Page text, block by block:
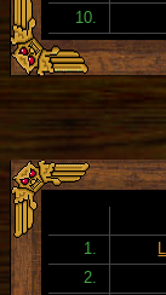
10.
1.
2.